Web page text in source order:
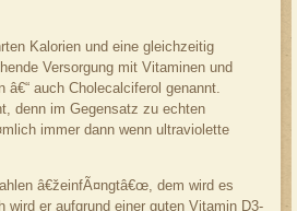
Kalorien und eine gleichzeitig
Versorgung mit Vitaminen und
auch Cholecalciferol genannt.
denn im Gegensatz zu echten
immer dann wenn ultraviolette
â€žeinfÃ¤ngtâ€œ, dem wird es
wird er aufgrund einer guten Vitamin D3-